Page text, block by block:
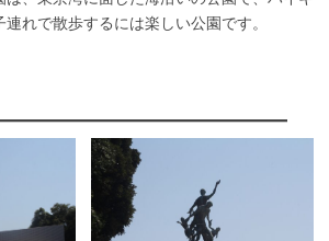
れで散歩するには楽しい公園です。